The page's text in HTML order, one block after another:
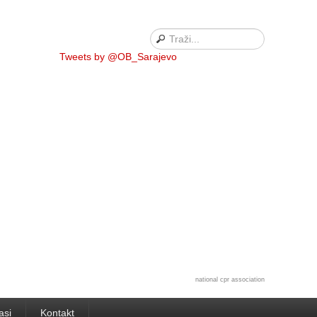
Tweets by @OB_Sarajevo
national cpr association
Kontakt